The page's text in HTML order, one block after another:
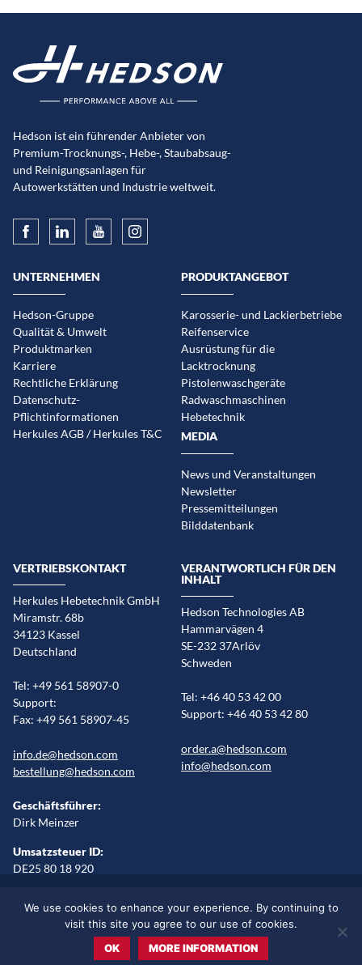
Hedson ist ein führender Anbieter von
Premium-Trocknungs-, Hebe-, Staubabsaug-
und Reinigungsanlagen für
Autowerkstätten und Industrie weltweit.
UNTERNEHMEN
Hedson-Gruppe
Qualität & Umwelt
Produktmarken
Karriere
Rechtliche Erklärung
Datenschutz-
Pflichtinformationen
Herkules AGB / Herkules T&C
PRODUKTANGEBOT
Karosserie- und Lackierbetriebe
Reifenservice
Ausrüstung für die
Lacktrocknung
Pistolenwaschgeräte
Radwaschmaschinen
Hebetechnik
MEDIA
News und Veranstaltungen
Newsletter
Pressemitteilungen
Bilddatenbank
VERTRIEBSKONTAKT
Herkules Hebetechnik GmbH
Miramstr. 68b
34123 Kassel
Deutschland
Tel: +49 561 58907-0
Support:
Fax: +49 561 58907-45
info.de@hedson.com
bestellung@hedson.com
Geschäftsführer:
Dirk Meinzer
Umsatzsteuer ID:
DE25 80 18 920
VERANTWORTLICH FÜR DEN
INHALT
Hedson Technologies AB
Hammarvägen 4
SE-232 37Arlöv
Schweden
Tel: +46 40 53 42 00
Support: +46 40 53 42 80
order.a@hedson.com
info@hedson.com
Impressum Rechtliche Erklärung Cookies Sitemap
Sprache wählen/Regionen
We use cookies to enhance your experience. By continuing to
visit this site you agree to our use of cookies.
OK
MORE INFORMATION